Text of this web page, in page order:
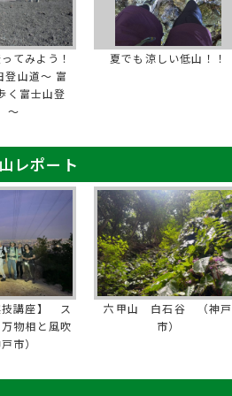
てみよう！
山道～ 富
く富士山登
～
夏でも涼しい低山！！
レポート
技講座】 ス
物相と風吹
市）
六甲山 白石谷 （神戸
市）